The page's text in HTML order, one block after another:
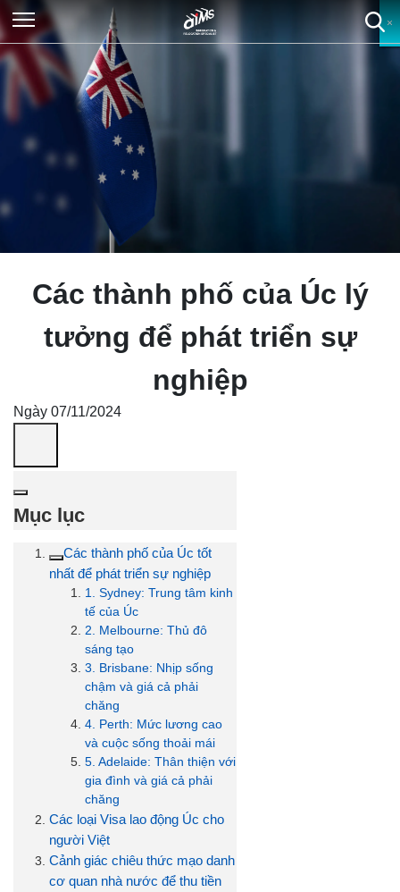
Các thành phố của Úc lý
tưởng để phát triển sự
nghiệp
Ngày 07/11/2024
Mục lục
Các thành phố của Úc tốt
nhất để phát triển sự nghiệp
1. Sydney: Trung tâm kinh
tế của Úc
2. Melbourne: Thủ đô
sáng tạo
3. Brisbane: Nhịp sống
chậm và giá cả phải
chăng
4. Perth: Mức lương cao
và cuộc sống thoải mái
5. Adelaide: Thân thiện với
gia đình và giá cả phải
chăng
Các loại Visa lao động Úc cho
người Việt
Cảnh giác chiêu thức mạo danh
cơ quan nhà nước để thu tiền
×
×
×
×